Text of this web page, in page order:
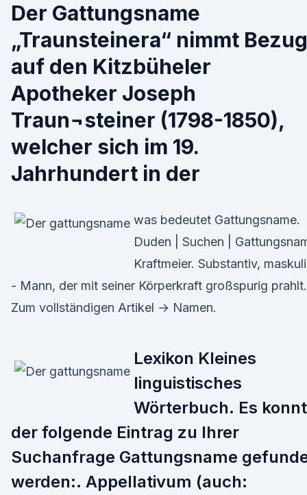
Der Gattungsname
„Traunsteinera“ nimmt Bezug
auf den Kitzbüheler
Apotheker Joseph
Traun¬steiner (1798-1850),
welcher sich im 19.
Jahrhundert in der
was bedeutet Gattungsname.
Duden | Suchen |
Kraft­mei­er. Substantiv,
- Mann, der mit seiner Körperkraft großspurig prahlt.
Zum vollständigen Artikel → Na­men.
Lexikon Kleines
linguistisches
Wörterbuch. Es
der folgende Eintrag zu Ihrer
Suchanfrage Gattungsname
werden:. Appellativum (auch: